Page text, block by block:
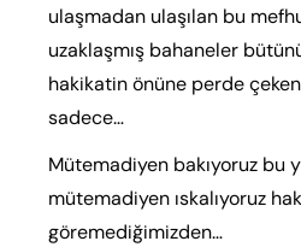
ulaşmadan ulaşılan bu
uzaklaşmış bahaneler
hakikatin önüne perde çeken
sadece…
Mütemadiyen bakıyoruz bu
mütemadiyen ıskalıyoruz
göremediğimizden…